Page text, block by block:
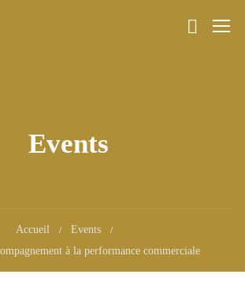
Events
Accueil
Events
à la performance commerciale